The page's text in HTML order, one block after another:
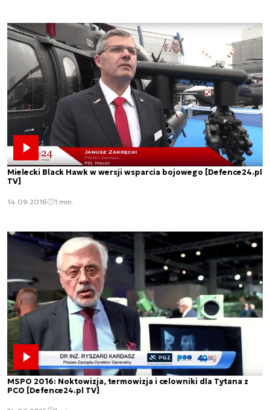
Mielecki Black Hawk w wersji wsparcia bojowego [Defence24.pl
TV]
14.09.2016 1 min.
MSPO 2016: Noktowizja, termowizja i celowniki dla Tytana z
PCO [Defence24.pl TV]